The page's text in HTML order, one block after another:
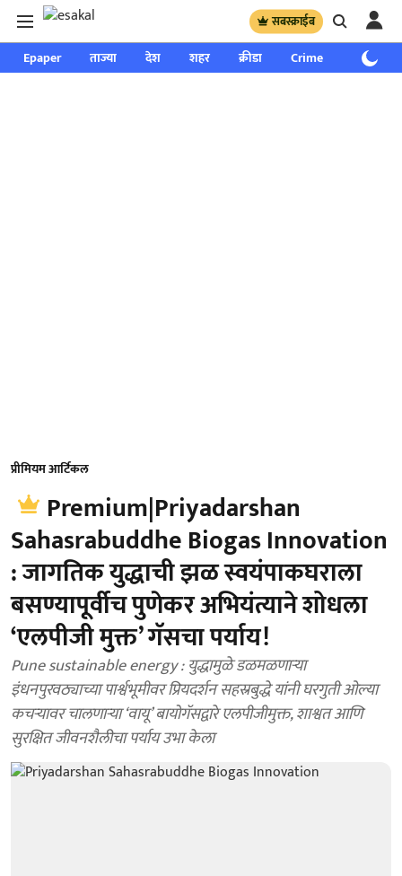
सबस्क्राईब
Epaper ताज्या देश शहर क्रीडा Crime साप्ताहिक
प्रीमियम आर्टिकल
Premium|Priyadarshan
Sahasrabuddhe Biogas Innovation
: जागतिक युद्धाची झळ स्वयंपाकघराला
बसण्यापूर्वीच पुणेकर अभियंत्याने शोधला
‘एलपीजी मुक्त’ गॅसचा पर्याय!
Pune sustainable energy : युद्धामुळे डळमळणाऱ्या
इंधनपुरवठ्याच्या पार्श्वभूमीवर प्रियदर्शन सहस्रबुद्धे यांनी घरगुती ओल्या
कचऱ्यावर चालणाऱ्या ‘वायू’ बायोगॅसद्वारे एलपीजीमुक्त, शाश्वत आणि
सुरक्षित जीवनशैलीचा पर्याय उभा केला